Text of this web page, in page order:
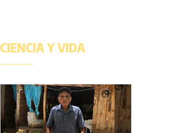
CIENCIA Y VIDA